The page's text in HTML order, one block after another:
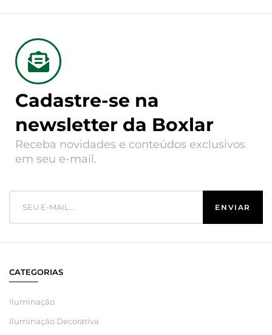
Cadastre-se na
newsletter da Boxlar
Receba novidades e conteúdos exclusivos
em seu e-mail.
CATEGORIAS
Iluminação
Iluminação Decorativa